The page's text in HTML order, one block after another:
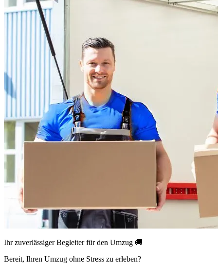
Ihr zuverlässiger Begleiter für den Umzug 🚚
Bereit, Ihren Umzug ohne Stress zu erleben?